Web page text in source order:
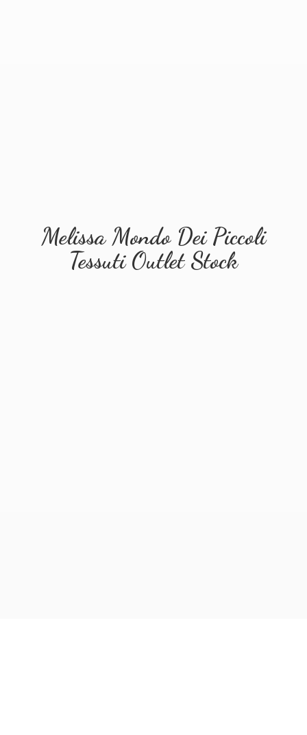
Melissa Mondo Dei Piccoli
Tessuti Outlet Stock